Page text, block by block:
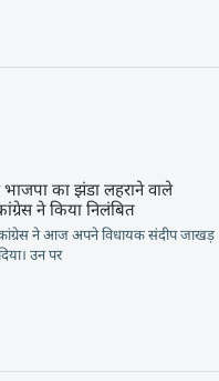
का झंडा लहराने वाले
ने किया निलंबित
ने आज अपने विधायक संदीप जाखड़
उन पर